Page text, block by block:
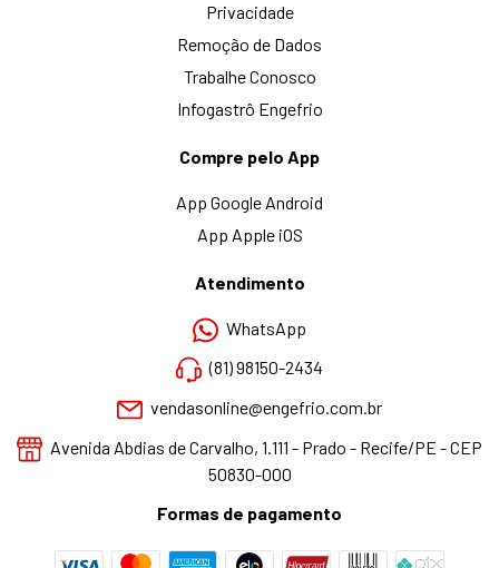
Privacidade
Remoção de Dados
Trabalhe Conosco
Infogastrô Engefrio
Compre pelo App
App Google Android
App Apple iOS
Atendimento
WhatsApp
(81) 98150-2434
vendasonline@engefrio.com.br
Avenida Abdias de Carvalho, 1.111 - Prado - Recife/PE - CEP
50830-000
Formas de pagamento